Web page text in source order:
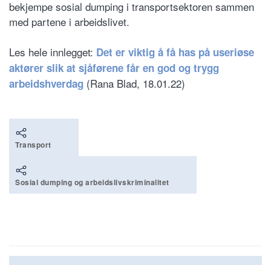
bekjempe sosial dumping i transportsektoren sammen
med partene i arbeidslivet.
Les hele innlegget: Det er viktig å få has på useriøse
aktører slik at sjåførene får en god og trygg
arbeidshverdag (Rana Blad, 18.01.22)
Transport
Sosial dumping og arbeidslivskriminalitet